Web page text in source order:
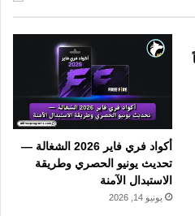
أكواد فري فاير 2026 الشغالة —
تحديث يونيو الحصري وطريقة
الاستبدال الآمنة
يونيو 14, 2026